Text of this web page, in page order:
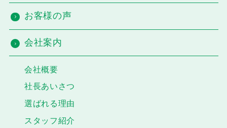
お客様の声
会社案内
会社概要
社長あいさつ
選ばれる理由
スタッフ紹介